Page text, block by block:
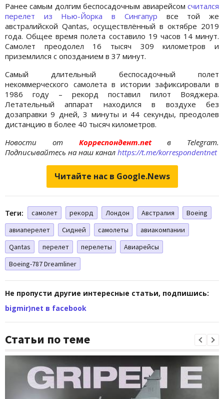
Ранее самым долгим беспосадочным авиарейсом считался
перелет из Нью-Йорка в Сингапур все той же
австралийской Qantas, осуществлённый в октябре 2019
года. Общее время полета составило 19 часов 14 минут.
Самолет преодолел 16 тысяч 309 километров и
приземлился с опозданием в 37 минут.
Самый длительный беспосадочный полет
некоммерческого самолета в истории зафиксировали в
1986 году – рекорд поставил пилот Вояджера.
Летательный аппарат находился в воздухе без
дозаправки 9 дней, 3 минуты и 44 секунды, преодолев
дистанцию в более 40 тысяч километров.
Новости отКорреспондент.netв Telegram.
Подписывайтесь на наш канал https://t.me/korrespondentnet
Читайте нас в Google.News
Теги: самолет рекорд Лондон Австралия
Boeing
авиаперелет
Сидней самолеты
авиакомпании
Qantas
перелет перелеты
Авиарейсы
Boeing-787 Dreamliner
Не пропусти другие интересные статьи, подпишись:
bigmir)net в facebook
Статьи по теме